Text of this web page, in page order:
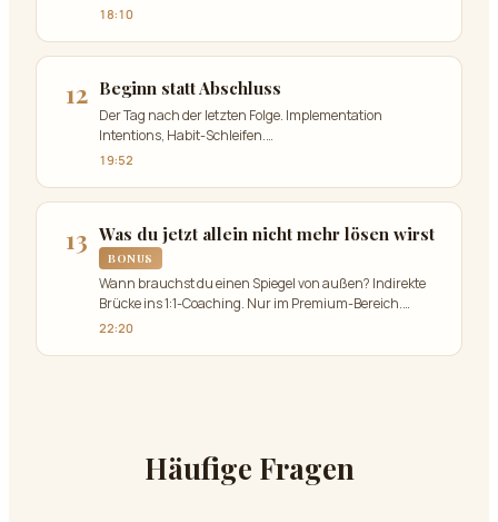
18:10
12 Beginn statt Abschluss
Der Tag nach der letzten Folge. Implementation
Intentions, Habit-Schleifen.…
19:52
13 Was du jetzt allein nicht mehr lösen wirst
BONUS
Wann brauchst du einen Spiegel von außen? Indirekte
Brücke ins 1:1-Coaching. Nur im Premium-Bereich.…
22:20
Häufige Fragen